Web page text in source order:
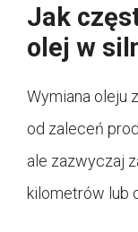
Jak
olej w
Wymiana oleju
od zaleceń
ale zazwyczaj
kilometrów lub